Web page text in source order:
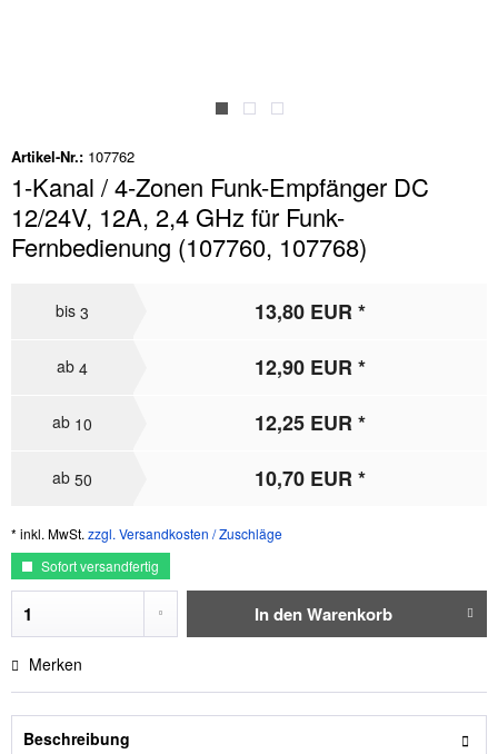
Artikel-Nr.: 107762
1-Kanal / 4-Zonen Funk-Empfänger DC
12/24V, 12A, 2,4 GHz für Funk-
Fernbedienung (107760, 107768)
bis 3 13,80 EUR *
ab 4 12,90 EUR *
ab 10 12,25 EUR *
ab 50 10,70 EUR *
* inkl. MwSt. zzgl. Versandkosten / Zuschläge
Sofort versandfertig
In denWarenkorb
Merken
Beschreibung